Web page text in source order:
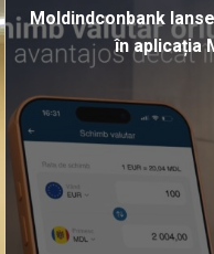
Moldindconbank
în aplicația